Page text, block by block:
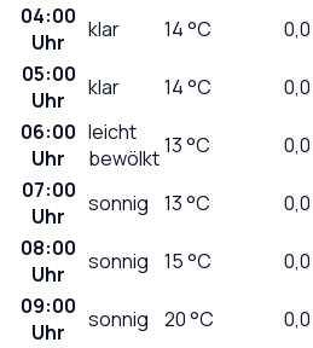
04:00
Uhr
klar 14°C 0,0
05:00
Uhr
klar 14°C 0,0
06:00
Uhr
leicht
bewölkt13°C 0,0
07:00
Uhr
sonnig 13°C 0,0
08:00
Uhr
sonnig 15°C 0,0
09:00
Uhr
sonnig 20°C 0,0